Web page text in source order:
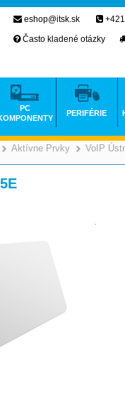
>
Aktívne Prvky VoIP
eshop@itsk.sk
Často kladené otázky
PC
PERIFÉRIE